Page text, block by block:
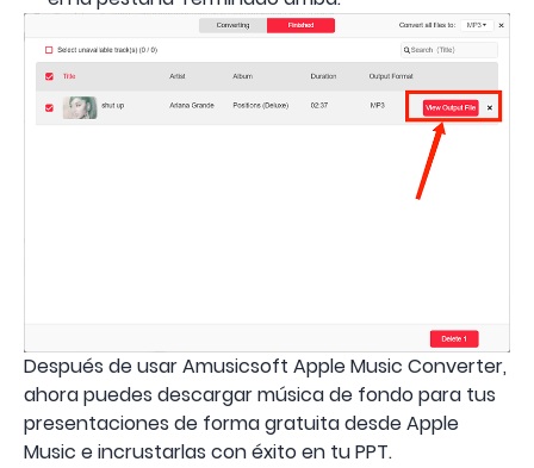
Después de usar Amusicsoft Apple Music Converter,
ahora puedes descargar música de fondo para tus
presentaciones de forma gratuita desde Apple
Music e incrustarlas con éxito en tu PPT.